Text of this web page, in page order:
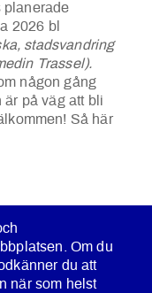
Om du
du att
när som helst
planerade
2026 bl
stadsvandring
Trassel).
någon gång
är på väg att bli
Så här